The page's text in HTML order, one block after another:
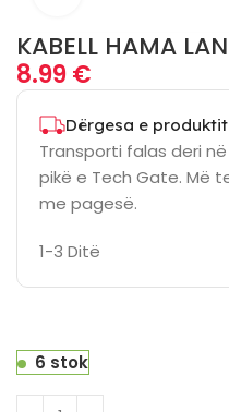
KABELL HAMA
8.99€
Dërgesa e produktit
Transporti falas deri në
pikë e Tech Gate. Më
me pagesë.
1-3 Ditë
6 stok